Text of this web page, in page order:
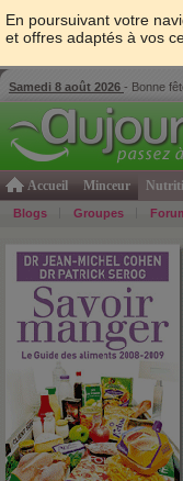
En poursuivant votre
et offres adaptés à vos
Samedi 8 août 2026 - Bonne
Accueil Minceur
Blogs Groupes